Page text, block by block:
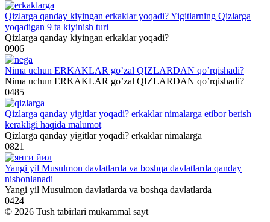
Qizlarga qanday kiyingan erkaklar yoqadi? Yigitlarning Qizlarga
yoqadigan 9 ta kiyinish turi
Qizlarga qanday kiyingan erkaklar yoqadi?
0906
Nima uchun ERKAKLAR go’zal QIZLARDAN qo’rqishadi?
Nima uchun ERKAKLAR go’zal QIZLARDAN qo’rqishadi?
0485
Qizlarga qanday yigitlar yoqadi? erkaklar nimalarga etibor berish
kerakligi haqida malumot
Qizlarga qanday yigitlar yoqadi? erkaklar nimalarga
0821
Yangi yil Musulmon davlatlarda va boshqa davlatlarda qanday
nishonlanadi
Yangi yil Musulmon davlatlarda va boshqa davlatlarda
0424
© 2026 Tush tabirlari mukammal sayt